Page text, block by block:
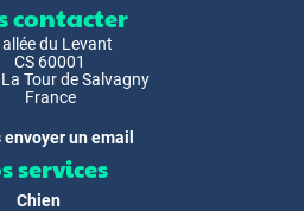
contacter
allée du Levant
CS 60001
Tour de Salvagny
France
envoyer un email
services
Chien